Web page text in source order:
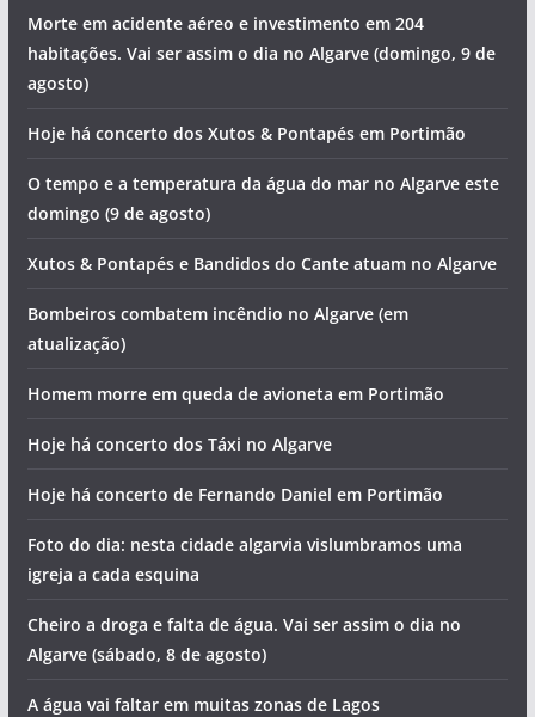
Morte em acidente aéreo e investimento em 204
habitações. Vai ser assim o dia no Algarve (domingo, 9 de
agosto)
Hoje há concerto dos Xutos & Pontapés em Portimão
O tempo e a temperatura da água do mar no Algarve este
domingo (9 de agosto)
Xutos & Pontapés e Bandidos do Cante atuam no Algarve
Bombeiros combatem incêndio no Algarve (em
atualização)
Homem morre em queda de avioneta em Portimão
Hoje há concerto dos Táxi no Algarve
Hoje há concerto de Fernando Daniel em Portimão
Foto do dia: nesta cidade algarvia vislumbramos uma
igreja a cada esquina
Cheiro a droga e falta de água. Vai ser assim o dia no
Algarve (sábado, 8 de agosto)
A água vai faltar em muitas zonas de Lagos